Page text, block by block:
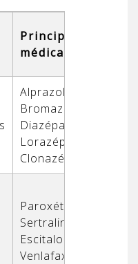
Principaux
médicaments
Alprazolam,
Bromazépam,
Diazépam,
Lorazépam,
Clonazépam
Paroxétine,
Sertraline,
Escitalopram,
Venlafaxine